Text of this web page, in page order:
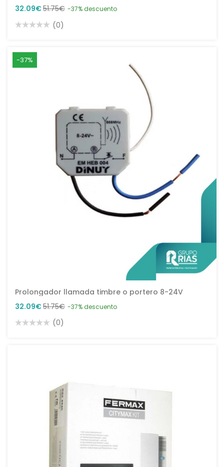
32.09€51.75€ -37% descuento
(0)
-37%
Prolongador llamada timbre o portero 8-24V
32.09€51.75€ -37% descuento
(0)